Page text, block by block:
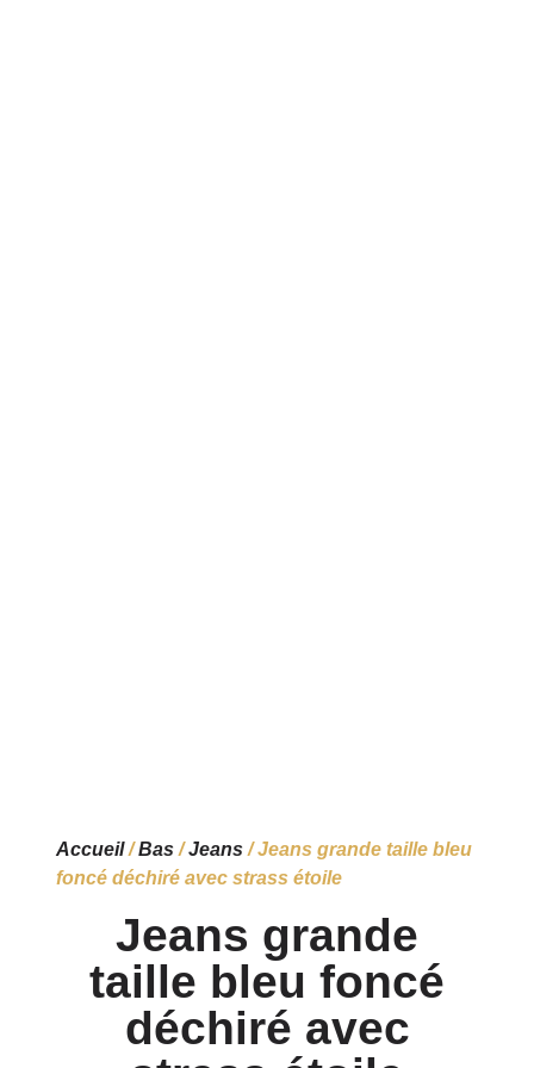
Accueil/Bas/Jeans/ Jeans grande taille bleu
foncé déchiré avec strass étoile
Jeans grande
taille bleu foncé
déchiré avec